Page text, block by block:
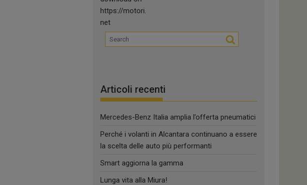
Articoli recenti
Mercedes-Benz Italia amplia l’offerta pneumatici
Perché i volanti in Alcantara continuano a essere
la scelta delle auto più performanti
Smart aggiorna la gamma
Lunga vita alla Miura!